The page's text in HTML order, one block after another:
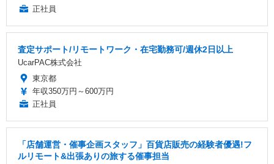
正社員
査定サポート/リモートワーク・在宅勤務可/週休2日以上
UcarPAC株式会社
東京都
年収350万円～600万円
正社員
「店舗運営・催事企画スタッフ」百貨店販売の経験者優遇!フ
ルリモート&出張ありの旅する催事担当